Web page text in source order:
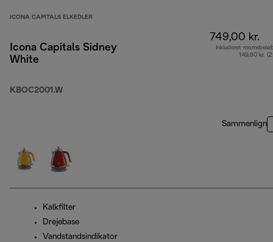
ICONA CAPITALS ELKEDLER
Icona Capitals Sidney
White
KBOC2001.W
749,00 kr.
Inkluderet
149,80 kr.
Sammenlign
Kalkfilter
Drejebase
Vandstandsindikator